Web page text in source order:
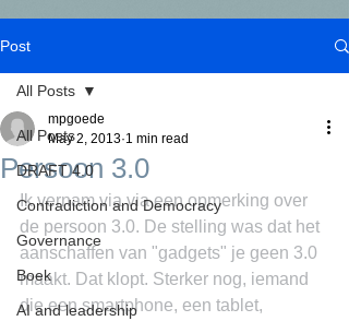
Post
All Posts
DRAFT 4.0
Contradiction and Democracy
Governance
Boek
AI and leadership
All Posts
Persoon 3.0
mpgoede
May 2, 2013 1 min read
Ik vernam via via een opmerking over
de persoon 3.0. De stelling was dat het
aanschaffen van "gadgets" je geen 3.0
maakt. Dat klopt. Sterker nog, iemand
die een smartphone, een tablet,